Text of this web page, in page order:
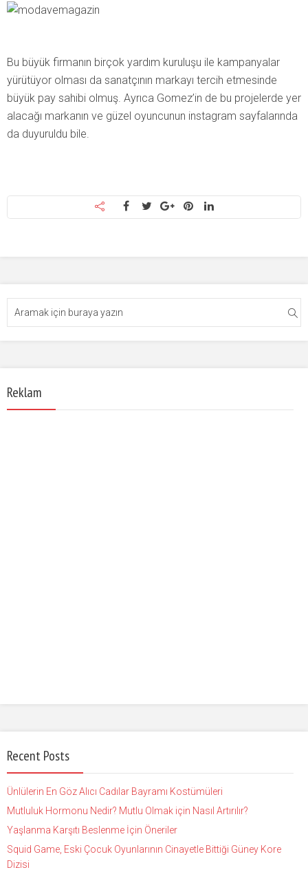
Bu büyük firmanın birçok yardım kuruluşu ile kampanyalar
yürütüyor olması da sanatçının markayı tercih etmesinde
büyük pay sahibi olmuş. Ayrıca Gomez’in de bu projelerde yer
alacağı markanın ve güzel oyuncunun instagram sayfalarında
da duyuruldu bile.
Reklam
Recent Posts
Ünlülerin En Göz Alıcı Cadılar Bayramı Kostümüleri
Mutluluk Hormonu Nedir? Mutlu Olmak için Nasıl Artırılır?
Yaşlanma Karşıtı Beslenme İçin Öneriler
Squid Game, Eski Çocuk Oyunlarının Cinayetle Bittiği Güney Kore
Dizisi